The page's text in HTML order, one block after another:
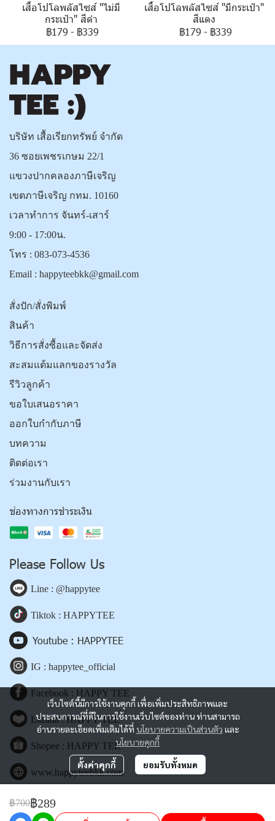
เสื้อโปโลพลัสไซส์ "ไม่มี
กระเป๋า" สีดำ
฿179 - ฿339
เสื้อโปโลพลัสไซส์ "มีกระเป๋า"
สีแดง
฿179 - ฿339
฿700฿289
เว็บไซต์นี้มีการใช้งานคุกกี้ เพื่อเพิ่มประสิทธิภาพและ
ประสบการณ์ที่ดีในการใช้งานเว็บไซต์ของท่าน ท่านสามารถ
อ่านรายละเอียดเพิ่มเติมได้ที่ นโยบายความเป็นส่วนตัว และ
นโยบายคุกกี้
ตั้งค่าคุกกี้ ยอมรับทั้งหมด
บริษัท เสื้อเรียกทรัพย์ จำกัด
36 ซอยเพชรเกษม 22/1
แขวงปากคลองภาษีเจริญ
เขตภาษีเจริญ กทม. 10160
เวลาทำการ จันทร์-เสาร์
9:00 - 17:00น.
โทร : 083-073-4536
Email : happyteebkk@gmail.com
สั่งปัก/สั่งพิมพ์
สินค้า
วิธีการสั่งซื้อและจัดส่ง
สะสมแต้มแลกของรางวัล
รีวิวลูกค้า
ขอใบเสนอราคา
ออกใบกำกับภาษี
บทความ
ติดต่อเรา
ร่วมงานกับเรา
ช่องทางการชำระเงิน
Please Follow Us
Line : @happytee
Tiktok : HAPPYTEE
Youtube : HAPPYTEE
IG : happytee_official
Facebook : HAPPY TEE
Lazada : HAPPY TEE
Shopee : HAPPY TEE
www.happyteebkk.com
Copyright | All Rights Reserved | Powered by happyteebkk.com